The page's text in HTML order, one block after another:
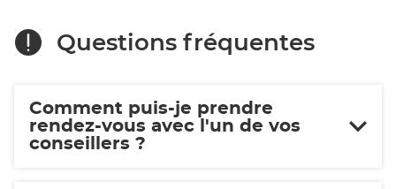
Questions fréquentes
Comment puis-je prendre
rendez-vous avec l'un de vos
conseillers ?